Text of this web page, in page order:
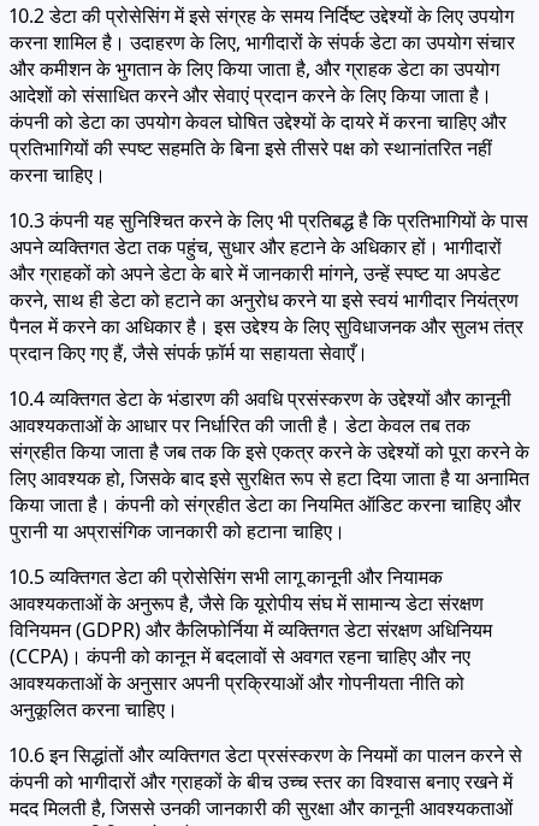
10.2 डेटा की प्रोसेसिंग में इसे संग्रह के समय निर्दिष्ट उद्देश्यों के लिए उपयोग
करना शामिल है। उदाहरण के लिए, भागीदारों के संपर्क डेटा का उपयोग संचार
और कमीशन के भुगतान के लिए किया जाता है, और ग्राहक डेटा का उपयोग
आदेशों को संसाधित करने और सेवाएं प्रदान करने के लिए किया जाता है।
कंपनी को डेटा का उपयोग केवल घोषित उद्देश्यों के दायरे में करना चाहिए और
प्रतिभागियों की स्पष्ट सहमति के बिना इसे तीसरे पक्ष को स्थानांतरित नहीं
करना चाहिए।
10.3 कंपनी यह सुनिश्चित करने के लिए भी प्रतिबद्ध है कि प्रतिभागियों के पास
अपने व्यक्तिगत डेटा तक पहुंच, सुधार और हटाने के अधिकार हों। भागीदारों
और ग्राहकों को अपने डेटा के बारे में जानकारी मांगने, उन्हें स्पष्ट या अपडेट
करने, साथ ही डेटा को हटाने का अनुरोध करने या इसे स्वयं भागीदार नियंत्रण
पैनल में करने का अधिकार है। इस उद्देश्य के लिए सुविधाजनक और सुलभ तंत्र
प्रदान किए गए हैं, जैसे संपर्क फ़ॉर्म या सहायता सेवाएँ।
10.4 व्यक्तिगत डेटा के भंडारण की अवधि प्रसंस्करण के उद्देश्यों और कानूनी
आवश्यकताओं के आधार पर निर्धारित की जाती है। डेटा केवल तब तक
संग्रहीत किया जाता है जब तक कि इसे एकत्र करने के उद्देश्यों को पूरा करने के
लिए आवश्यक हो, जिसके बाद इसे सुरक्षित रूप से हटा दिया जाता है या अनामित
किया जाता है। कंपनी को संग्रहीत डेटा का नियमित ऑडिट करना चाहिए और
पुरानी या अप्रासंगिक जानकारी को हटाना चाहिए।
10.5 व्यक्तिगत डेटा की प्रोसेसिंग सभी लागू कानूनी और नियामक
आवश्यकताओं के अनुरूप है, जैसे कि यूरोपीय संघ में सामान्य डेटा संरक्षण
विनियमन (GDPR) और कैलिफोर्निया में व्यक्तिगत डेटा संरक्षण अधिनियम
(CCPA)। कंपनी को कानून में बदलावों से अवगत रहना चाहिए और नए
आवश्यकताओं के अनुसार अपनी प्रक्रियाओं और गोपनीयता नीति को
अनुकूलित करना चाहिए।
10.6 इन सिद्धांतों और व्यक्तिगत डेटा प्रसंस्करण के नियमों का पालन करने से
कंपनी को भागीदारों और ग्राहकों के बीच उच्च स्तर का विश्वास बनाए रखने में
मदद मिलती है, जिससे उनकी जानकारी की सुरक्षा और कानूनी आवश्यकताओं